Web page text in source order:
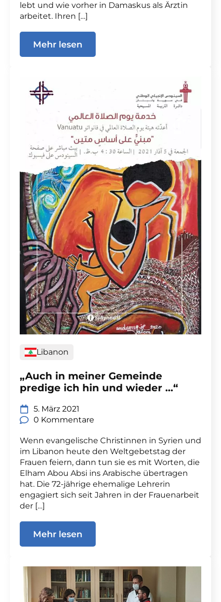
lebt und wie vorher in Damaskus als Ärztin
arbeitet. Ihren […]
Mehr lesen
Libanon
„Auch in meiner Gemeinde
predige ich hin und wieder …“
5. März 2021
0 Kommentare
Wenn evangelische Christinnen in Syrien und
im Libanon heute den Weltgebetstag der
Frauen feiern, dann tun sie es mit Worten, die
Elham Abou Absi ins Arabische übertragen
hat. Die 72-jährige ehemalige Lehrerin
engagiert sich seit Jahren in der Frauenarbeit
der […]
Mehr lesen